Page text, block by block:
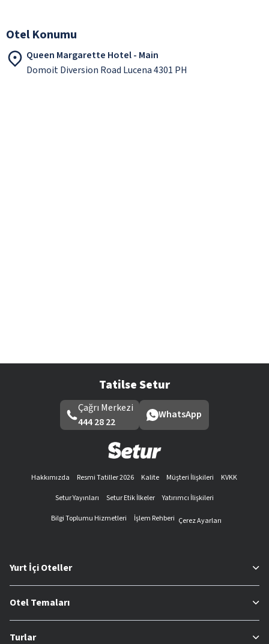
Otel Konumu
Queen Margarette Hotel - Main
Domoit Diversion Road Lucena 4301 PH
Tatilse Setur
Çağrı Merkezi
444 28 22
WhatsApp
Hakkımızda Resmi Tatiller 2026 Kalite Müşteri İlişkileri
KVKK
Setur Yayınları
Setur Etik İlkeler
Yatırımcı İlişkileri
Bilgi Toplumu Hizmetleri
İşlem Rehberi Çerez Ayarları
Yurt İçi Oteller
Otel Temaları
Turlar